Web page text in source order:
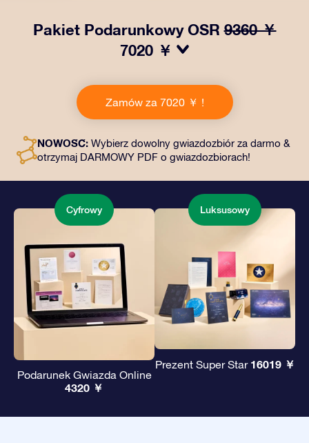
Pakiet Podarunkowy OSR9360 ￥
7020 ￥
naszemu OSR Gift Pack! Ten zestaw obejmuje piękną
kopertę i spersonalizowane dokumenty wysłane na
wybrany adres, a także dokumenty cyfrowe i bezpłatny
podarowanie wiecznego prezentu przyjaciołom i
bliskim.
Zamów za 7020 ￥ !
NOWOŚĆ: Wybierz dowolny gwiazdozbiór za darmo &
otrzymaj DARMOWY PDF o gwiazdozbiorach!
Cyfrowy
Podarunek Gwiazda Online
4320 ￥
Luksusowy
Prezent Super Star 16019 ￥